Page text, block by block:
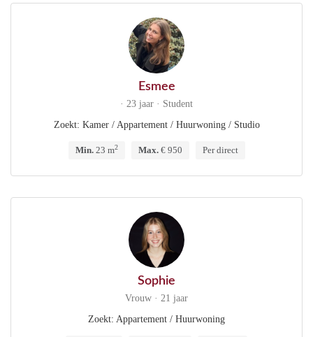
Esmee
· 23 jaar · Student
Zoekt: Kamer / Appartement / Huurwoning / Studio
Min.23 m2 Max.€ 950 Per direct
Sophie
Vrouw · 21 jaar
Zoekt: Appartement / Huurwoning